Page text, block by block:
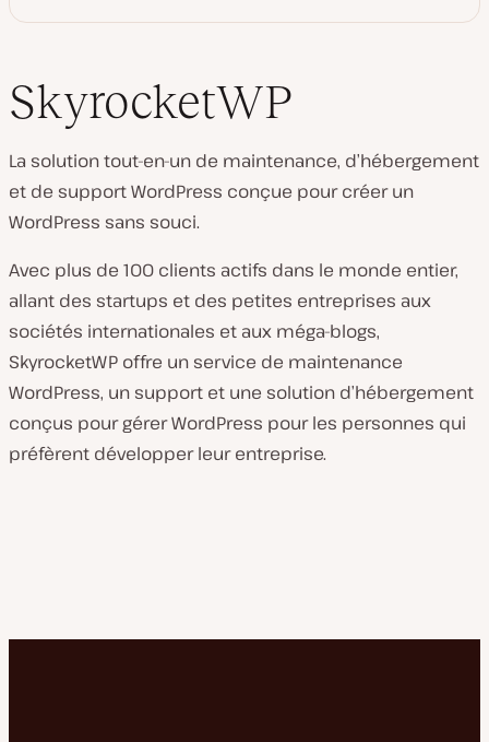
SkyrocketWP
La solution tout-en-un de maintenance, d’hébergement
et de support WordPress conçue pour créer un
WordPress sans souci.
Avec plus de 100 clients actifs dans le monde entier,
allant des startups et des petites entreprises aux
sociétés internationales et aux méga-blogs,
SkyrocketWP offre un service de maintenance
WordPress, un support et une solution d’hébergement
conçus pour gérer WordPress pour les personnes qui
préfèrent développer leur entreprise.